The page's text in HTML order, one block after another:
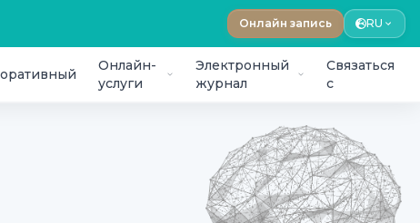
Онлайн запись RU
Онлайн-
услуги
Электронный
журнал
Связаться
с